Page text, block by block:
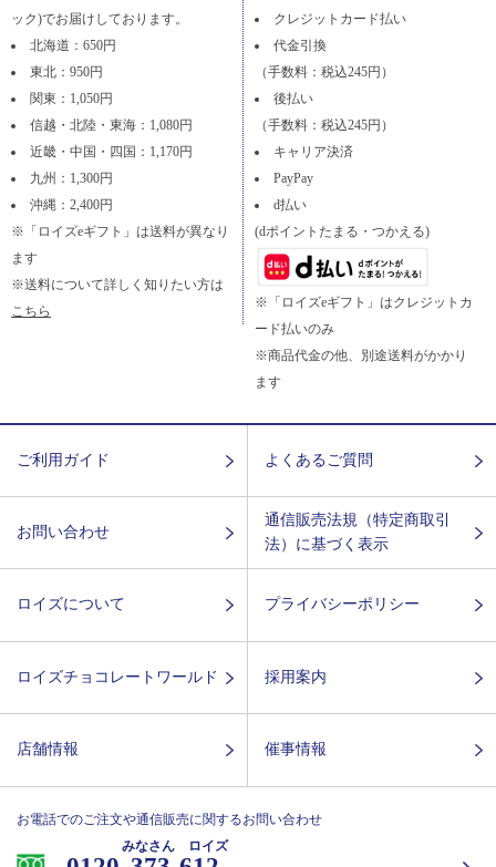
ック)でお届けしております。
北海道：650円
東北：950円
関東：1,050円
信越・北陸・東海：1,080円
近畿・中国・四国：1,170円
九州：1,300円
沖縄：2,400円
※「ロイズeギフト」は送料が異なり
ます
※送料について詳しく知りたい方は
こちら
クレジットカード払い
代金引換
（手数料：税込245円）
後払い
（手数料：税込245円）
キャリア決済
PayPay
d払い
(dポイントたまる・つかえる)
※「ロイズeギフト」はクレジットカ
ード払いのみ
※商品代金の他、別途送料がかかり
ます
ご利用ガイド よくあるご質問
お問い合わせ
通信販売法規（特定商取引
法）に基づく表示
ロイズについて プライバシーポリシー
ロイズチョコレートワールド 採用案内
店舗情報 催事情報
お電話でのご注文や通信販売に関するお問い合わせ
みなさん ロイズ